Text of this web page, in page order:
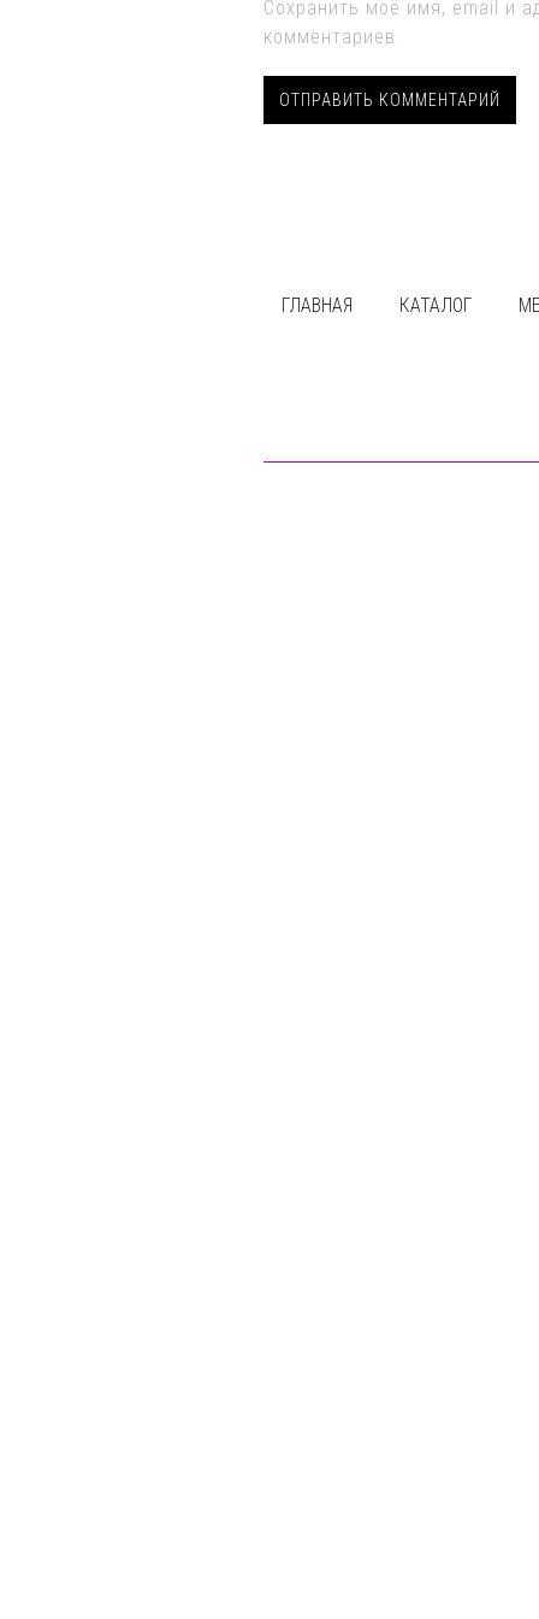
Сохранить моё имя, email и
комментариев.
ГЛАВНАЯ КАТАЛОГ